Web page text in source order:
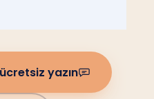
yazın